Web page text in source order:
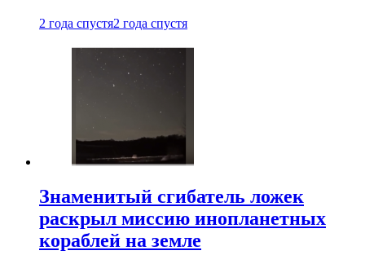
2 года спустя2 года спустя
Знаменитый сгибатель ложек
раскрыл миссию инопланетных
кораблей на земле